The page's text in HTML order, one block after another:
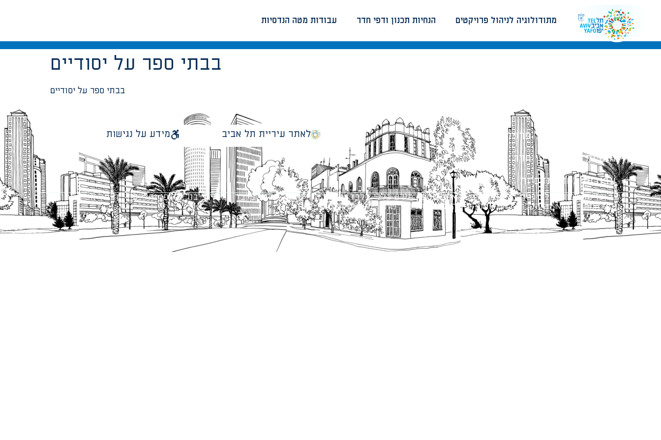
עבודות מטה הנדסיות הנחיות תכנון ודפי חדר מתודולוגיה לניהול פרויקטים
בבתי ספר על יסודיים
בבתי ספר על יסודיים
עבודות מטה הנדסיות
הנחיות תכנון ודפי חדר
מתודולוגיה לניהול פרויקטים לאתר עיריית תל אביב מידע על נגישות
כל הזכויות שמורות לעיריית תל-אביב-יפו. האתר מספק מידע כללי בלבד ומאגד הנחיות תכנוניות בלבד למבני ציבור על פי נהלי עיריית תל אביב-יפו.
הנוסח המחייב הוא זה הקבוע בהוראות הדין הרלוונטיות כפי שתהיינה בתוקף מעת לעת.